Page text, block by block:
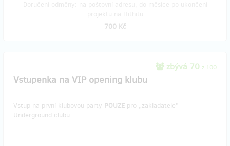
700 Kč
zbývá 70 z 100
Vstupenka na VIP opening klubu
Vstup na první klubovou party POUZE pro „zakladatele"
Underground clubu.